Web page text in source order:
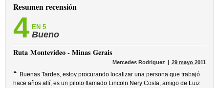
Resumen recensión
4 EN 5
Bueno
RutaMontevideo - Minas Gerais
Mercedes Rodriguez 29 mayo 2011
“ Buenas Tardes, estoy procurando localizar una persona que trabajó
hace años allí, es un piloto llamado Lincoln Nery Costa, amigo de Luiz